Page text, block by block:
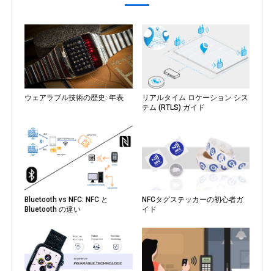
ウェアラブル技術の歴史: 年表
リアルタイム ロケーション シス
テム (RTLS) ガイド
Bluetooth vs NFC: NFC と
Bluetooth の違い
NFCタグステッカーの初心者ガ
イド